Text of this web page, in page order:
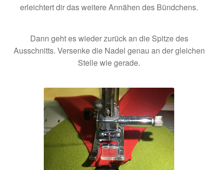
erleichtert dir das weitere Annähen des Bündchens.
Dann geht es wieder zurück an die Spitze des
Ausschnitts. Versenke die Nadel genau an der gleichen
Stelle wie gerade.